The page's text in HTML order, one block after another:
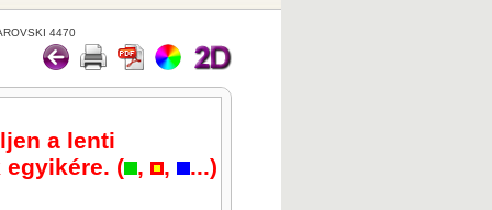
4470
a lenti
egyikére. ( , , ...)